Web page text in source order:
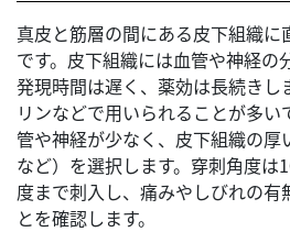
真皮と筋層の間にある皮下組織
です。皮下組織には血管や神経の
発現時間は遅く、薬効は長続きし
リンなどで用いられることが多
管や神経が少なく、皮下組織の
など）を選択します。穿刺角度は
度まで刺入し、痛みやしびれの有
とを確認します。